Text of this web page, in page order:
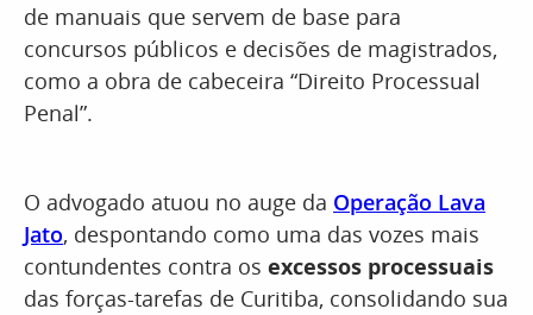
de manuais que servem de base para
concursos públicos e decisões de magistrados,
como a obra de cabeceira “Direito Processual
Penal”.
O advogado atuou no auge da Operação Lava
Jato, despontando como uma das vozes mais
contundentes contra os excessos processuais
das forças-tarefas de Curitiba, consolidando sua